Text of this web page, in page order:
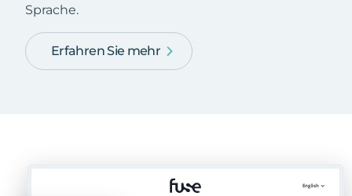
Sprache.
Erfahren Sie mehr